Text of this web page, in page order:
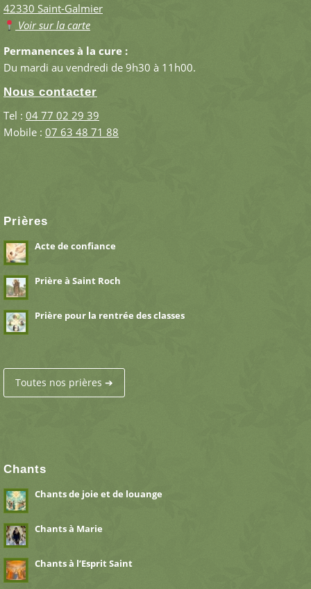
42330 Saint-Galmier
Voir sur la carte
Permanences à la cure :
Du mardi au vendredi de 9h30 à 11h00.
Nous contacter
Tel : 04 77 02 29 39
Mobile : 07 63 48 71 88
Prières
Acte de confiance
Prière à Saint Roch
Prière pour la rentrée des classes
Toutes nos prières ➔
Chants
Chants de joie et de louange
Chants à Marie
Chants à l’Esprit Saint